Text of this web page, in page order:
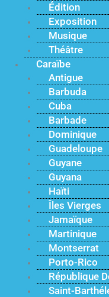
Édition
Exposition
Musique
Théâtre
Caraïbe
Antigue
Barbuda
Cuba
Barbade
Dominique
Guadeloupe
Guyane
Guyana
Haïti
Îles Vierges
Jamaïque
Martinique
Montserrat
Porto-Rico
République
Saint-